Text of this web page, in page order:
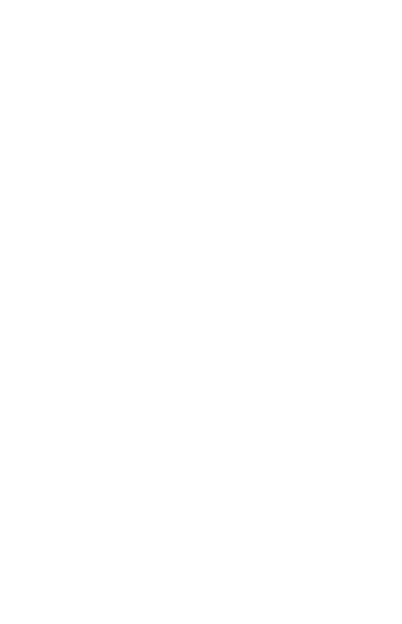
show/8810.html，部分文章内容来源网络，